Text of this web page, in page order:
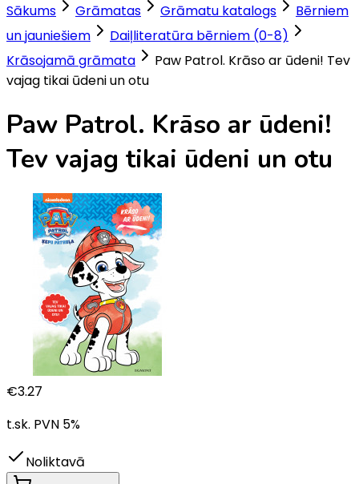
Sākums Grāmatas Grāmatu katalogs
Bērniem
un jauniešiem
Daiļliteratūra bērniem (0-8)
Krāsojamā grāmata
Paw Patrol. Krāso ar ūdeni! Tev
vajag tikai ūdeni un otu
Paw Patrol. Krāso ar ūdeni!
Tev vajag tikai ūdeni un otu
€3.27
t.sk. PVN 5%
Noliktavā